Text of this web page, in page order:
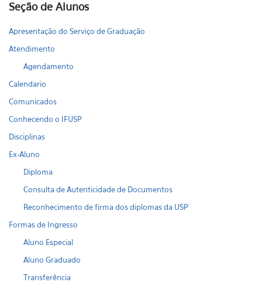
Seção de Alunos
Apresentação do Serviço de Graduação
Atendimento
Agendamento
Calendario
Comunicados
Conhecendo o IFUSP
Disciplinas
Ex-Aluno
Diploma
Consulta de Autenticidade de Documentos
Reconhecimento de firma dos diplomas da USP
Formas de Ingresso
Aluno Especial
Aluno Graduado
Transferência